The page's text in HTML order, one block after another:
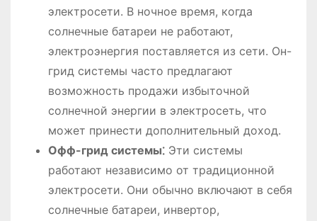
электросети. В ночное время, когда
солнечные батареи не работают,
электроэнергия поставляется из сети. Он-
грид системы часто предлагают
возможность продажи избыточной
солнечной энергии в электросеть, что
может принести дополнительный доход.
Офф-грид системы⁚Эти системы
работают независимо от традиционной
электросети. Они обычно включают в себя
солнечные батареи, инвертор,